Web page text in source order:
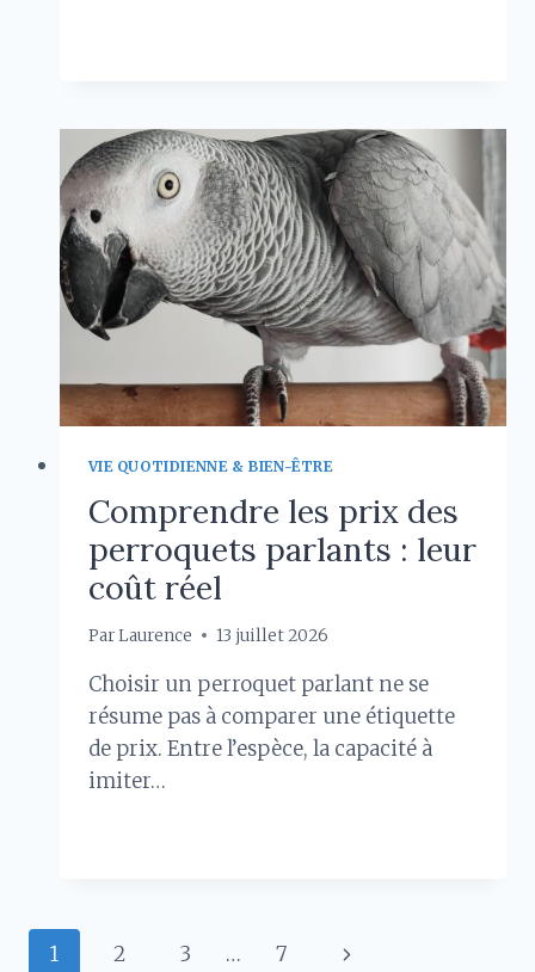
:
CHEZ
UN
ÉLEVEUR
OU
ANNONCE
EN
LIGNE
VIE QUOTIDIENNE & BIEN-ÊTRE
Comprendre les prix des
perroquets parlants : leur
coût réel
Par Laurence 13 juillet 2026
Choisir un perroquet parlant ne se
résume pas à comparer une étiquette
de prix. Entre l’espèce, la capacité à
imiter…
PARLANTS
Navigation
1 2 3 … 7 Page